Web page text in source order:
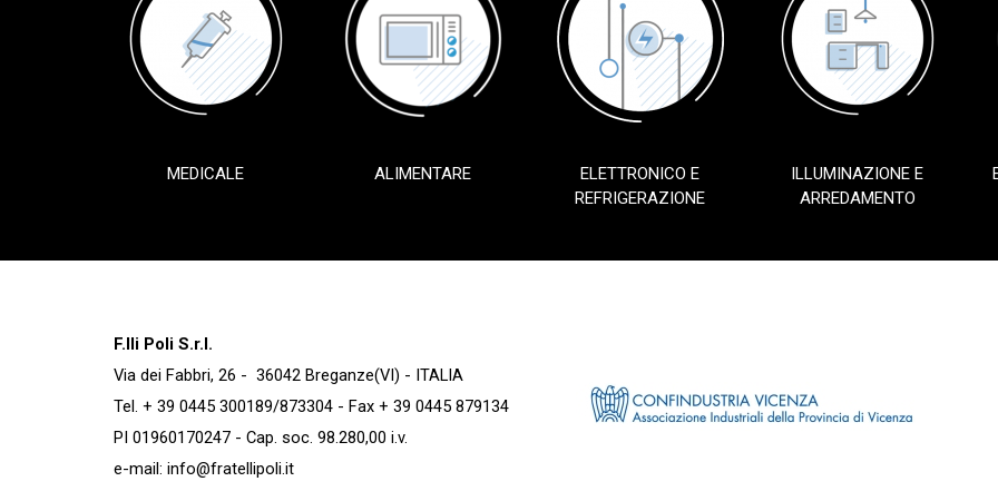
MEDICALE ALIMENTARE
ELETTRONICO E
REFRIGERAZIONE
ILLUMINAZIONE E
ARREDAMENTO
F.lli Poli S.r.l.
Via dei Fabbri, 26 - 36042 Breganze(VI) - ITALIA
Tel. + 39 0445 300189/873304 - Fax + 39 0445 879134
PI 01960170247 - Cap. soc. 98.280,00 i.v.
e-mail: info@fratellipoli.it